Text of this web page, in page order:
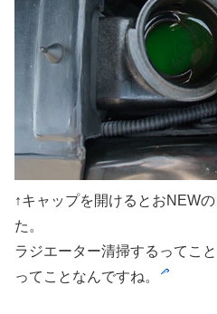
↑キャップを開けるとおNEW
た。
ラジエーター清掃するってこ
ってことなんですね。